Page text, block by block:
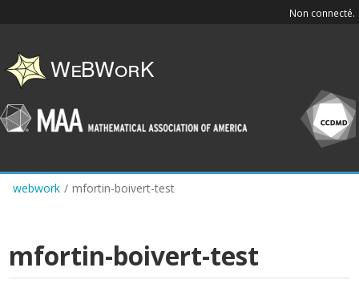
content
Non connecté.
webwork / mfortin-boivert-test
mfortin-boivert-test